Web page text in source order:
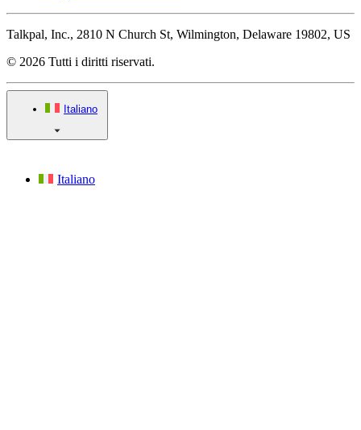
Talkpal, Inc., 2810 N Church St, Wilmington, Delaware 19802, US
© 2026 Tutti i diritti riservati.
Italiano
Italiano